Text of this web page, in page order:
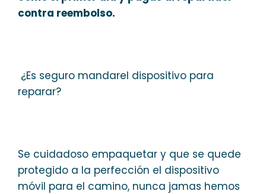
contra reembolso.
¿Es seguro mandarel dispositivo para
reparar?
Se cuidadoso empaquetar y que se quede
protegido a la perfección el dispositivo
móvil para el camino, nunca jamas hemos